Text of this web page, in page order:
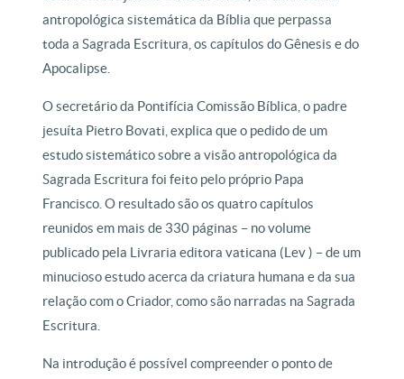
antropológica sistemática da Bíblia que perpassa
toda a Sagrada Escritura, os capítulos do Gênesis e do
Apocalipse.
O secretário da Pontifícia Comissão Bíblica, o padre
jesuíta Pietro Bovati, explica que o pedido de um
estudo sistemático sobre a visão antropológica da
Sagrada Escritura foi feito pelo próprio Papa
Francisco. O resultado são os quatro capítulos
reunidos em mais de 330 páginas – no volume
publicado pela Livraria editora vaticana (Lev ) – de um
minucioso estudo acerca da criatura humana e da sua
relação com o Criador, como são narradas na Sagrada
Escritura.
Na introdução é possível compreender o ponto de